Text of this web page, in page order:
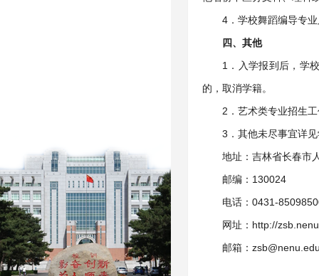
4．学校舞蹈编导专
四、其他
1．入学报到后，学
的，取消学籍。
2．艺术类专业招生
3．其他未尽事宜详
地址：吉林省长春市
邮编：130024
电话：0431-
网址：http://
邮箱：